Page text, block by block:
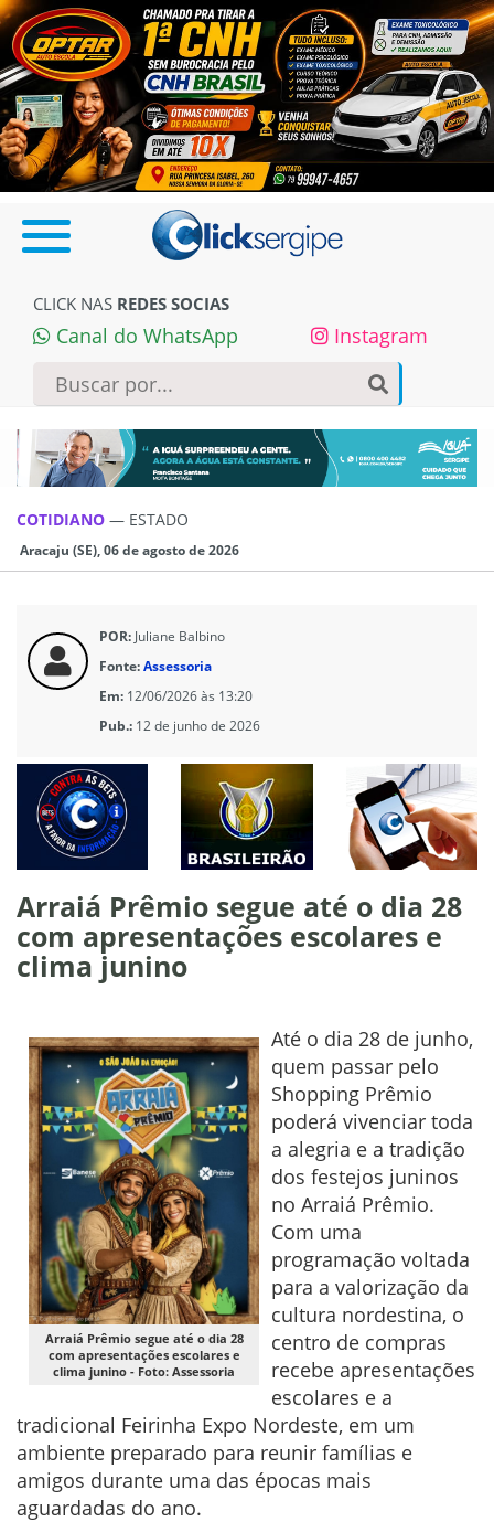
CLICK NAS REDES SOCIAS
Canal do WhatsApp Instagram
COTIDIANO — ESTADO
Aracaju (SE), 06 de agosto de 2026
POR: Juliane Balbino
Fonte:Assessoria
Em: 12/06/2026 às 13:20
Pub.: 12 de junho de 2026
Arraiá Prêmio segue até o dia 28
com apresentações escolares e
clima junino
Arraiá Prêmio segue até o dia 28
com apresentações escolares e
clima junino - Foto: Assessoria
Até o dia 28 de junho,
quem passar pelo
Shopping Prêmio
poderá vivenciar toda
a alegria e a tradição
dos festejos juninos
no Arraiá Prêmio.
Com uma
programação voltada
para a valorização da
cultura nordestina, o
centro de compras
recebe apresentações
escolares e a
tradicional Feirinha Expo Nordeste, em um
ambiente preparado para reunir famílias e
amigos durante uma das épocas mais
aguardadas do ano.